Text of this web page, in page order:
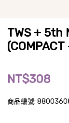
TWS + 5th
NT$308
商品編號: